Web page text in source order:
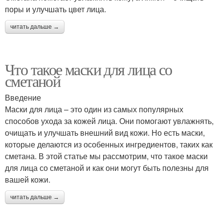
поры и улучшать цвет лица.
читать дальше →
Что такое маски для лица со
сметаной
Введение
Маски для лица – это один из самых популярных
способов ухода за кожей лица. Они помогают увлажнять,
очищать и улучшать внешний вид кожи. Но есть маски,
которые делаются из особенных ингредиентов, таких как
сметана. В этой статье мы рассмотрим, что такое маски
для лица со сметаной и как они могут быть полезны для
вашей кожи.
читать дальше →